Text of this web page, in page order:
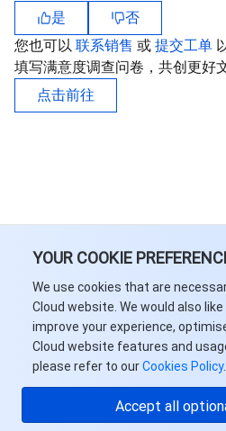
YOUR COOKIE
We use cookies that are
Cloud website. We would also
improve your experience,
Cloud website features and
please refer to ourCookies Policy.
Accept all
政策与规范
第三方
服务计划
是
否
您也可以 联系销售 或 提交工单
填写满意度调查问卷，共创更好
点击前往